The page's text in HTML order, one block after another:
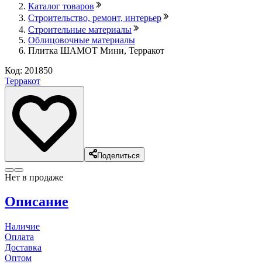
Каталог товаров
Строительство, ремонт, интерьер
Строительные материалы
Облицовочные материалы
Плитка ШАМОТ Мини, Терракот
Код: 201850
Терракот
Поделиться
Нет в продаже
Описание
Наличие
Оплата
Доставка
Оптом